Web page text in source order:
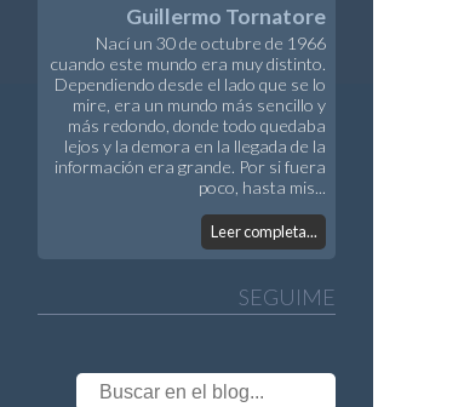
Guillermo Tornatore
Nací un 30 de octubre de 1966
cuando este mundo era muy distinto.
Dependiendo desde el lado que se lo
mire, era un mundo más sencillo y
más redondo, donde todo quedaba
lejos y la demora en la llegada de la
información era grande. Por si fuera
poco, hasta mis...
Leer completa...
SEGUIME